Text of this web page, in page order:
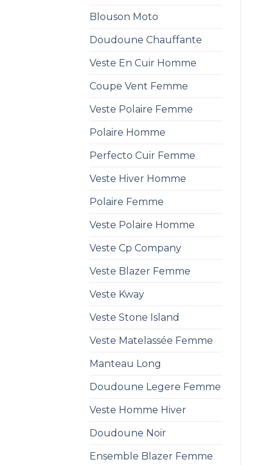
Blouson Moto
Doudoune Chauffante
Veste En Cuir Homme
Coupe Vent Femme
Veste Polaire Femme
Polaire Homme
Perfecto Cuir Femme
Veste Hiver Homme
Polaire Femme
Veste Polaire Homme
Veste Cp Company
Veste Blazer Femme
Veste Kway
Veste Stone Island
Veste Matelassée Femme
Manteau Long
Doudoune Legere Femme
Veste Homme Hiver
Doudoune Noir
Ensemble Blazer Femme